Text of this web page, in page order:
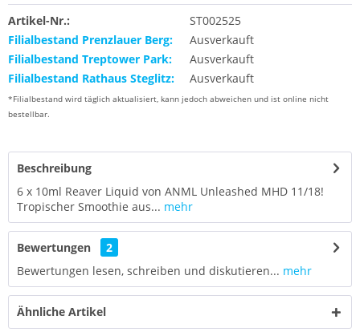
Artikel-Nr.:
ST002525
Filialbestand Prenzlauer Berg:
Ausverkauft
Filialbestand Treptower Park:
Ausverkauft
Filialbestand Rathaus Steglitz:
Ausverkauft
*Filialbestand wird täglich aktualisiert, kann jedoch abweichen und ist online nicht
bestellbar.
Beschreibung
6 x 10ml Reaver Liquid von ANML Unleashed MHD 11/18!
Tropischer Smoothie aus... mehr
Bewertungen
2
Bewertungen lesen, schreiben und diskutieren... mehr
Ähnliche Artikel